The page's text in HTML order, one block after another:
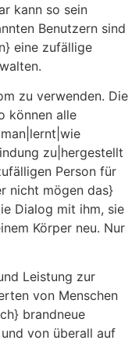
kann so sein
Benutzern sind
eine zufällige
zu verwenden. Die
können alle
zu|hergestellt
Person für
nicht mögen das}
Dialog mit ihm, sie
Körper neu. Nur
Leistung zur
von Menschen
brandneue
von überall auf